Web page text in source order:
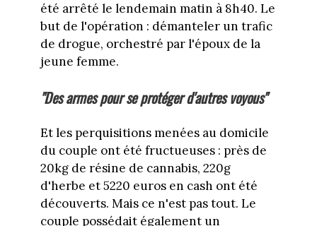
été arrêté le lendemain matin à 8h40. Le
but de l'opération : démanteler un trafic
de drogue, orchestré par l'époux de la
jeune femme.
"Des armes pour se protéger d'autres voyous"
Et les perquisitions menées au domicile
du couple ont été fructueuses : près de
20kg de résine de cannabis, 220g
d'herbe et 5220 euros en cash ont été
découverts. Mais ce n'est pas tout. Le
couple possédait également un